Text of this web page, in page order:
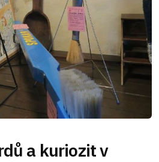
a kuriozit v